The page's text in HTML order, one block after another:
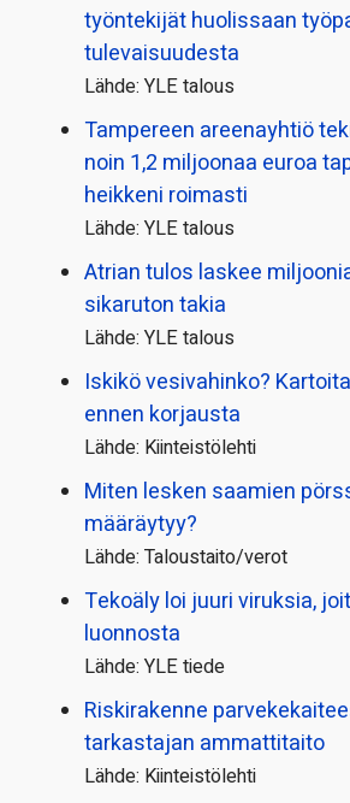
työntekijät huolissaan
tulevaisuudesta
Lähde: YLE talous
Tampereen areenayhtiö
noin 1,2 miljoonaa euroa
heikkeni roimasti
Lähde: YLE talous
Atrian tulos laskee
sikaruton takia
Lähde: YLE talous
Iskikö vesivahinko?
ennen korjausta
Lähde: Kiinteistölehti
Miten lesken saamien
määräytyy?
Lähde: Taloustaito/verot
Tekoäly loi juuri viruksia,
luonnosta
Lähde: YLE tiede
Riskirakenne
tarkastajan ammattitaito
Lähde: Kiinteistölehti